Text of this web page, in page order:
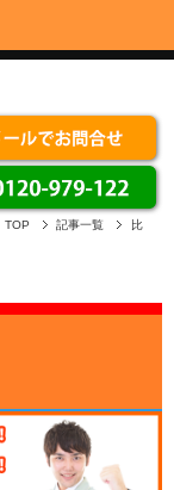
TOP 記事一覧
比